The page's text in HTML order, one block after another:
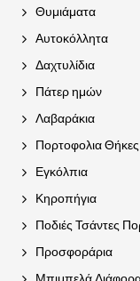
Θυμιάματα
Αυτοκόλλητα
Δαχτυλίδια
Πάτερ ημών
Λαβαράκια
Πορτοφολια Θήκες
Εγκόλπια
Κηροπήγια
Ποδιές Τσάντες
Προσφοράρια
Μπιμπελά